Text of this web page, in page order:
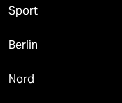
Sport
Berlin
Nord